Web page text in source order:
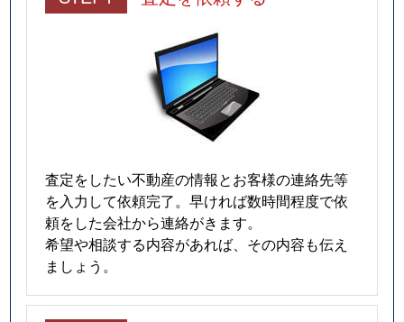
査定をしたい不動産の情報とお客様の連絡先等
を入力して依頼完了。早ければ数時間程度で依
頼をした会社から連絡がきます。
希望や相談する内容があれば、その内容も伝え
ましょう。